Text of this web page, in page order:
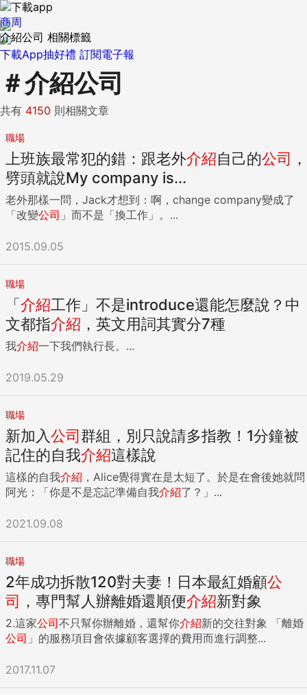
下載App抽好禮 訂閱電子報
商周
介紹公司 相關標籤
＃介紹公司
共有 4150 則相關文章
職場
上班族最常犯的錯：跟老外介紹自己的公司 ，
劈頭就說My company is...
老外那樣一問，Jack才想到：啊，change company變成了
「改變公司 」而不是「換工作」。...
2015.09.05
職場
「介紹工作」不是introduce還能怎麼說？中
文都指介紹 ，英文用詞其實分7種
我介紹一下我們執行長。...
2019.05.29
職場
新加入公司群組，別只說請多指教！1分鐘被
記住的自我介紹這樣說
這樣的自我介紹 ，Alice覺得實在是太短了。於是在會後她就問
阿光：「你是不是忘記準備自我介紹了？」...
2021.09.08
職場
2年成功拆散120對夫妻！日本最紅婚顧公
司 ，專門幫人辦離婚還順便介紹新對象
2.這家公司不只幫你辦離婚，還幫你介紹
新的交往對象 「離婚
公司 」的服務項目會依據顧客選擇的費用而進行調整...
2017.11.07